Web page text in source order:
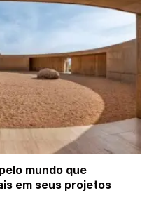
mundo que
em seus projetos